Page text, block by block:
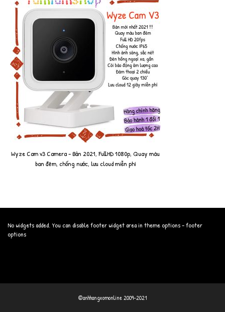
Wyze Cam v3 Camera - Bản 2021, FullHD 1080p, Quay màu
ban đêm, chống nước, lưu cloud miễn phí
No widgets added. You can disable footer widget area in theme options - footer
options
©anhhangxomonline 2009-2021